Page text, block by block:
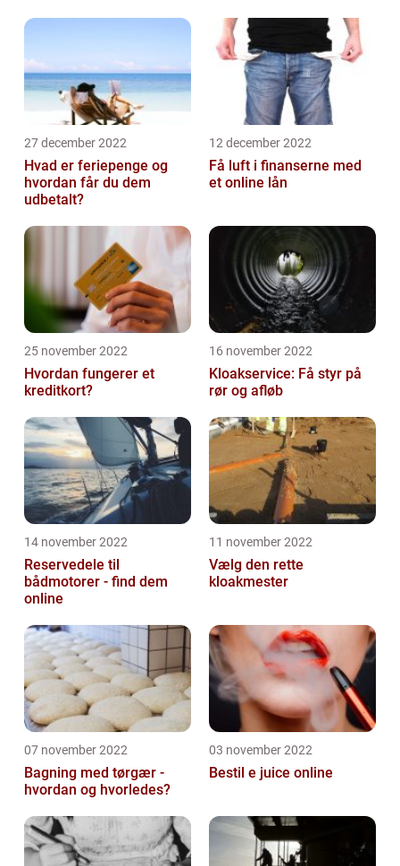
27 december 2022
Hvad er feriepenge og
hvordan får du dem
udbetalt?
12 december 2022
Få luft i finanserne med
et online lån
25 november 2022
Hvordan fungerer et
kreditkort?
16 november 2022
Kloakservice: Få styr på
rør og afløb
14 november 2022
Reservedele til
bådmotorer - find dem
online
11 november 2022
Vælg den rette
kloakmester
07 november 2022
Bagning med tørgær -
hvordan og hvorledes?
03 november 2022
Bestil e juice online